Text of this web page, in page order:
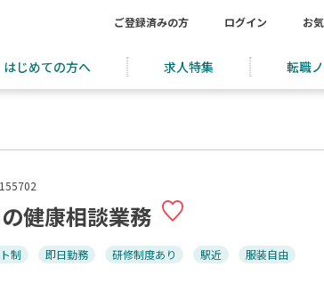
ご登録済みの方 ログイン お
はじめての方へ 求人特集 転職
健康相談業務
制 即日勤務 研修制度あり 駅近 服装自由